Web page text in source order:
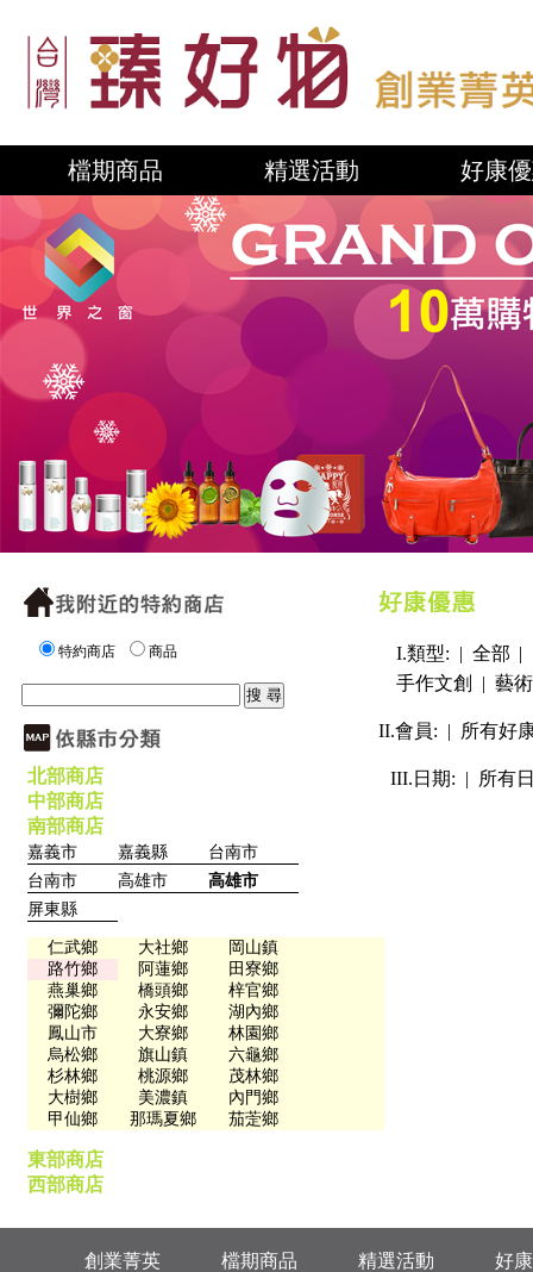
檔期商品 精選活動 好康
特約商店 商品
北部商店
中部商店
南部商店
嘉義市 嘉義縣
台南市
台南市
高雄市
高雄市
屏東縣
仁武鄉 大社鄉
岡山鎮
路竹鄉
阿蓮鄉
田寮鄉
燕巢鄉
橋頭鄉
梓官鄉
彌陀鄉
永安鄉
湖內鄉
鳳山市
大寮鄉
林園鄉
烏松鄉
旗山鎮
六龜鄉
杉林鄉
桃源鄉
茂林鄉
大樹鄉
美濃鎮
內門鄉
甲仙鄉
那瑪夏鄉 茄萣鄉
東部商店
西部商店
I.類型: | 全部 |
手作文創
| 藝
II.會員: | 所有好
III.日期: | 所有
創業菁英
檔期商品
精選活動
好